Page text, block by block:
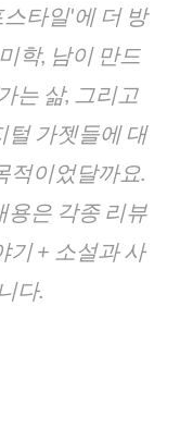
타일'에 더 방
학, 남이 만드
는 삶, 그리고
털 가젯들에 대
적이었달까요.
용은 각종 리뷰
기 + 소설과 사
다.